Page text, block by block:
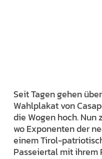
Seit Tagen gehen
Wahlplakat von
die Wogen hoch. Nun
wo Exponenten der
einem Tirol-
Passeiertal mit ihrem